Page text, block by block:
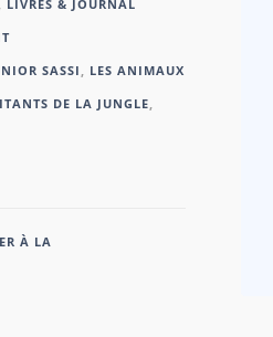
, LIVRES & JOURNAL
SASSI, LES ANIMAUX
DE LA JUNGLE,
À LA